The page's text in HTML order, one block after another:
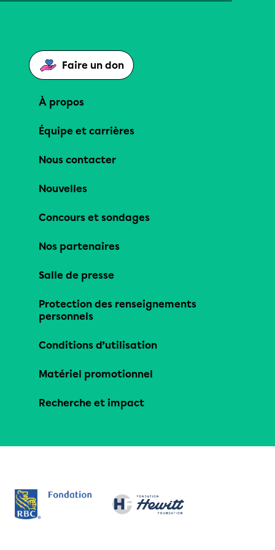
Faire un don
À propos
Équipe et carrières
Nous contacter
Nouvelles
Concours et sondages
Nos partenaires
Salle de presse
Protection des renseignements
personnels
Conditions d’utilisation
Matériel promotionnel
Recherche et impact